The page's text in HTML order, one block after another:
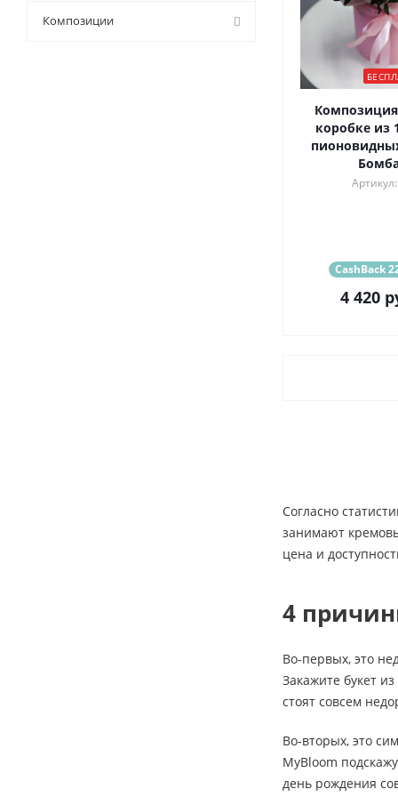
коробке из
CashBack
4 420
Согласно
занимают
цена и
4
Во-первых, это
Закажите букет
стоят совсем
Во-вторых, это
MyBloom
день рождения
9 (1)
Композиции